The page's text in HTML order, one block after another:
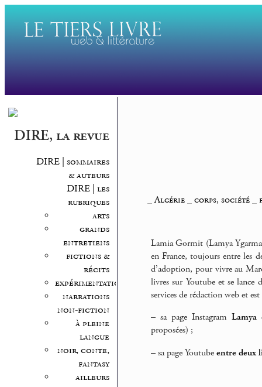
DIRE, la revue
DIRE | sommaires
& auteurs
DIRE | les
rubriques
arts
grands
entretiens
fictions &
récits
expérimentation
narrations
non-fiction
à pleine
langue
noir, conte,
fantasy
ailleurs
_Algérie_ corps, société_
Lamia Gormit (Lamya
en France, toujours entre les
d’adoption, pour vivre au
livres sur Youtube et se lance
services de rédaction web et
– sa page Instagram Lamya
proposées) ;
–sa page Youtubeentre deux